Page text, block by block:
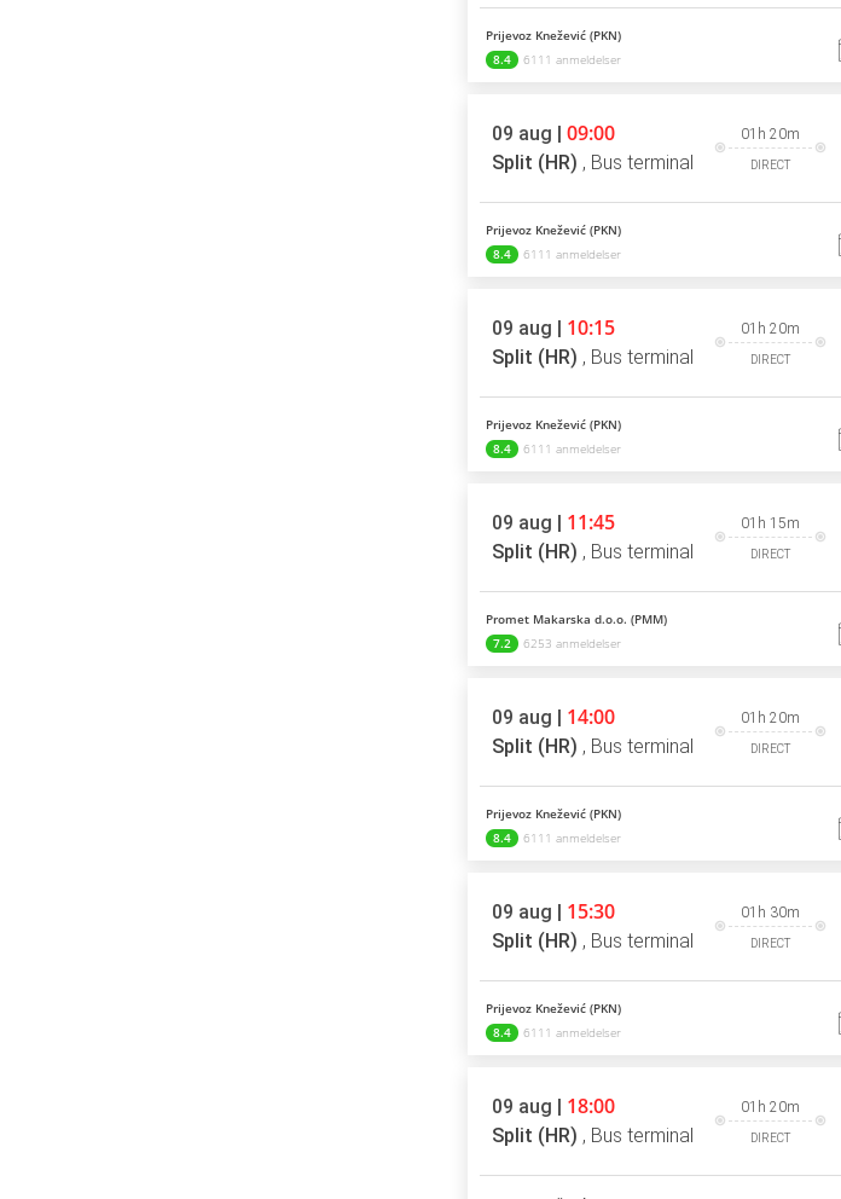
Prijevoz Knežević (PKN)
8.4
6111 anmeldelser
09 aug | 09:00
Split (HR) , Bus terminal
01h 20m
DIRECT
Prijevoz Knežević (PKN)
8.4
6111 anmeldelser
09 aug | 10:15
Split (HR) , Bus terminal
01h 20m
DIRECT
Prijevoz Knežević (PKN)
8.4
6111 anmeldelser
09 aug | 11:45
Split (HR) , Bus terminal
01h 15m
DIRECT
Promet Makarska d.o.o. (PMM)
7.2
6253 anmeldelser
09 aug | 14:00
Split (HR) , Bus terminal
01h 20m
DIRECT
Prijevoz Knežević (PKN)
8.4
6111 anmeldelser
09 aug | 15:30
Split (HR) , Bus terminal
01h 30m
DIRECT
Prijevoz Knežević (PKN)
8.4
6111 anmeldelser
09 aug | 18:00
Split (HR) , Bus terminal
01h 20m
DIRECT